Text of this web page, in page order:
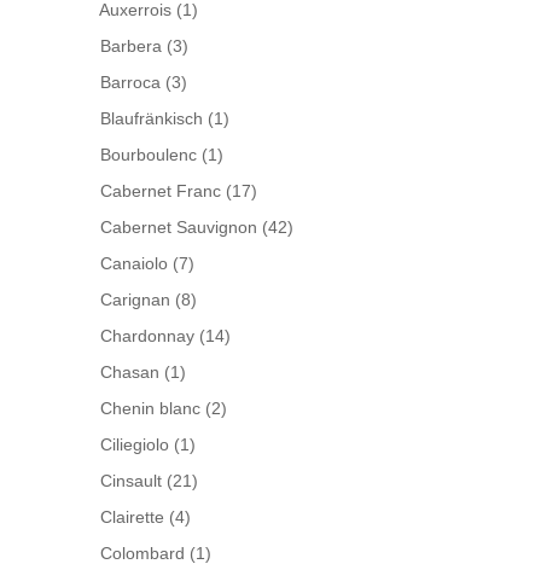
Auxerrois (1)
Barbera (3)
Barroca (3)
Blaufränkisch (1)
Bourboulenc (1)
Cabernet Franc (17)
Cabernet Sauvignon (42)
Canaiolo (7)
Carignan (8)
Chardonnay (14)
Chasan (1)
Chenin blanc (2)
Ciliegiolo (1)
Cinsault (21)
Clairette (4)
Colombard (1)